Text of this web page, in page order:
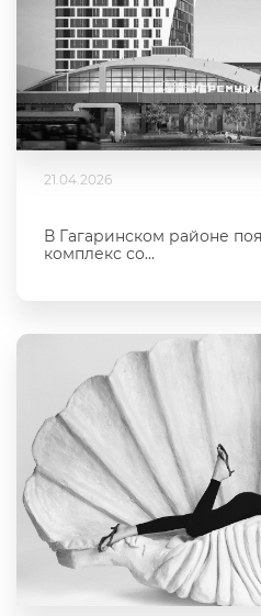
21.04.2026
В Гагаринском районе
комплекс со...